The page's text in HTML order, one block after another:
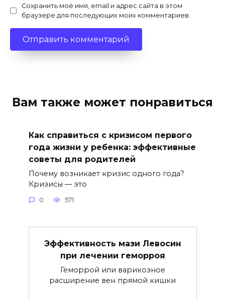
Сохранить моё имя, email и адрес сайта в этом
браузере для последующих моих комментариев.
Вам также может понравиться
Как справиться с кризисом первого
года жизни у ребенка: эффективные
советы для родителей
Почему возникает кризис одного года?
Кризисы — это
0 571
Эффективность мази Левосин
при лечении геморроя
Геморрой или варикозное
расширение вен прямой кишки